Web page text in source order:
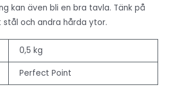
kan även bli en bra tavla. Tänk på
och andra hårda ytor.
0,5 kg
Perfect Point